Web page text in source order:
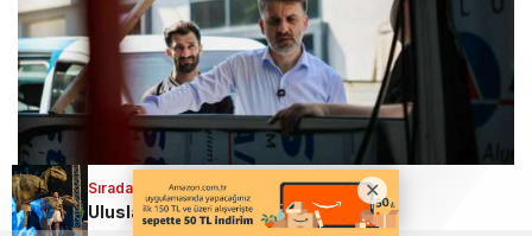
Sıradaki Haber
Uluslararası Bursa Festivali’nde bu kez çocuklar eğlendi!